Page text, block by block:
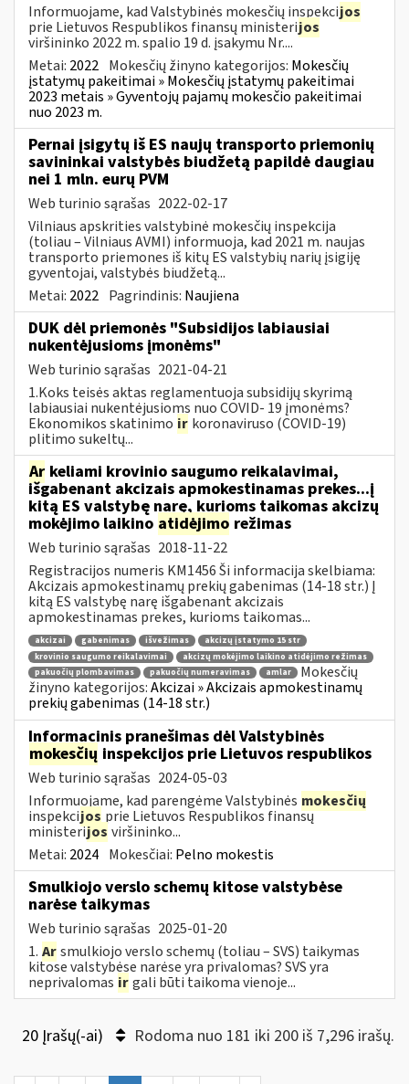
Informuojame, kad Valstybinės mokesčių inspekcijos
prie Lietuvos Respublikos finansų ministerijos
viršininko 2022 m. spalio 19 d. įsakymu Nr....
Metai: 2022 Mokesčių žinyno kategorijos: Mokesčių
įstatymų pakeitimai » Mokesčių įstatymų pakeitimai
2023 metais » Gyventojų pajamų mokesčio pakeitimai
nuo 2023 m.
Pernai įsigytų iš ES naujų transporto priemonių
savininkai valstybės biudžetą papildė daugiau
nei 1 mln. eurų PVM
Web turinio sąrašas 2022-02-17
Vilniaus apskrities valstybinė mokesčių inspekcija
(toliau – Vilniaus AVMI) informuoja, kad 2021 m. naujas
transporto priemones iš kitų ES valstybių narių įsigiję
gyventojai, valstybės biudžetą...
Metai: 2022 Pagrindinis: Naujiena
DUK dėl priemonės "Subsidijos labiausiai
nukentėjusioms įmonėms"
Web turinio sąrašas 2021-04-21
1.Koks teisės aktas reglamentuoja subsidijų skyrimą
labiausiai nukentėjusioms nuo COVID- 19 įmonėms?
Ekonomikos skatinimo ir koronaviruso (COVID-19)
plitimo sukeltų...
Ar keliami krovinio saugumo reikalavimai,
išgabenant akcizais apmokestinamas prekes...į
kitą ES valstybę narę, kurioms taikomas akcizų
mokėjimo laikino atidėjimo režimas
Web turinio sąrašas 2018-11-22
Registracijos numeris KM1456 Ši informacija skelbiama:
Akcizais apmokestinamų prekių gabenimas (14-18 str.) Į
kitą ES valstybę narę išgabenant akcizais
apmokestinamas prekes, kurioms taikomas...
akcizai gabenimas išvežimas
akcizų įstatymo 15 str
krovinio saugumo reikalavimai
akcizų mokėjimo laikino atidėjimo režimas
pakuočių plombavimas
pakuočių numeravimas amlar
Mokesčių
žinyno kategorijos:Akcizai » Akcizais apmokestinamų
prekių gabenimas (14-18 str.)
Informacinis pranešimas dėl Valstybinės
mokesčių inspekcijos prie Lietuvos respublikos
Web turinio sąrašas 2024-05-03
Informuojame, kad parengėme Valstybinės mokesčių
inspekcijos prie Lietuvos Respublikos finansų
ministerijos viršininko...
Metai: 2024 Mokesčiai: Pelno mokestis
Smulkiojo verslo schemų kitose valstybėse
narėse taikymas
Web turinio sąrašas 2025-01-20
1. Arsmulkiojo verslo schemų (toliau – SVS) taikymas
kitose valstybėse narėse yra privalomas? SVS yra
neprivalomas irgali būti taikoma vienoje...
20 Įrašų(-ai) Rodoma nuo 181 iki 200 iš 7,296 irašų.